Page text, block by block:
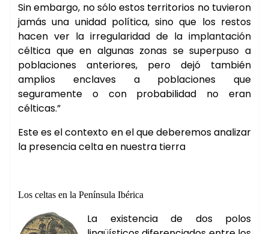
Sin embargo, no sólo estos territorios no tuvieron
jamás una unidad política, sino que los restos
hacen ver la irregularidad de la implantación
céltica que en algunas zonas se superpuso a
poblaciones anteriores, pero dejó también
amplios enclaves a poblaciones que
seguramente o con probabilidad no eran
célticas.”
Este es el contexto en el que deberemos analizar
la presencia celta en nuestra tierra
Los celtas en la Península Ibérica
La existencia de dos polos